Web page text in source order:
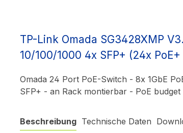
TP-Link Omada SG3428XMP
10/100/1000 4x SFP+ (24x
Omada 24 Port PoE-Switch - 8x 1GbE
SFP+ - an Rack montierbar - PoE budget
Beschreibung Technische Daten